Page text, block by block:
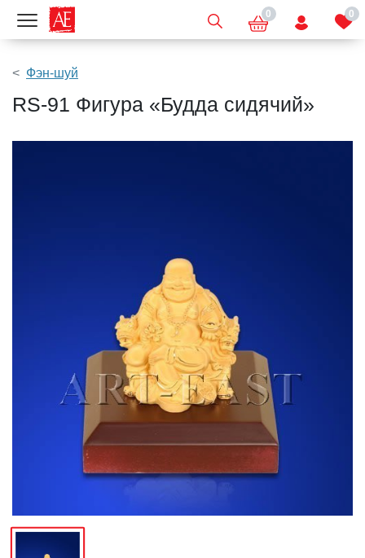
Показать меню 0 0
Фэн-шуй
RS-91 Фигура «Будда сидячий»